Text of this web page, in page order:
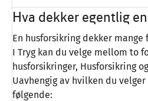
Hva dekker egentlig
En husforsikring dekker
I Tryg kan du velge mellom to
husforsikringer, Husforsikring
Uavhengig av hvilken du
følgende: